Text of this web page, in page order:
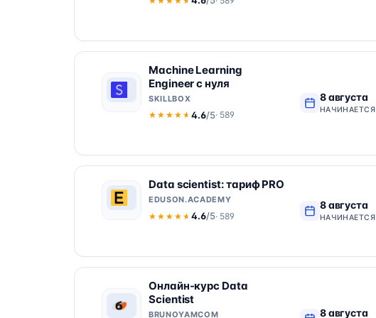
Machine Learning
Engineer с нуля
SKILLBOX
★★★★★
★★★★★ 4.6/5· 589
8 августа
НАЧИНАЕТСЯ
Data scientist: тариф PRO
EDUSON.ACADEMY
★★★★★
★★★★★ 4.6/5· 589
8 августа
НАЧИНАЕТСЯ
Онлайн-курс Data
Scientist
BRUNOYAMCOM 8 августа